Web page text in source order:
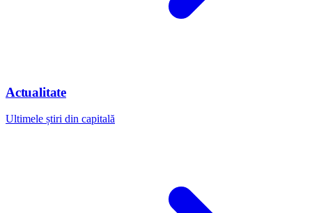
Actualitate
Ultimele știri din capitală